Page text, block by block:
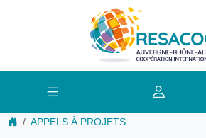
APPELS À PROJETS